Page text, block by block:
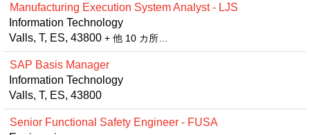
Manufacturing Execution System Analyst - LJS
Information Technology
Valls, T, ES, 43800 + 他 10 カ所…
SAP Basis Manager
Information Technology
Valls, T, ES, 43800
Senior Functional Safety Engineer - FUSA